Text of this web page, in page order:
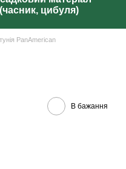
(часник, цибуля)
PanAmerican
В бажання